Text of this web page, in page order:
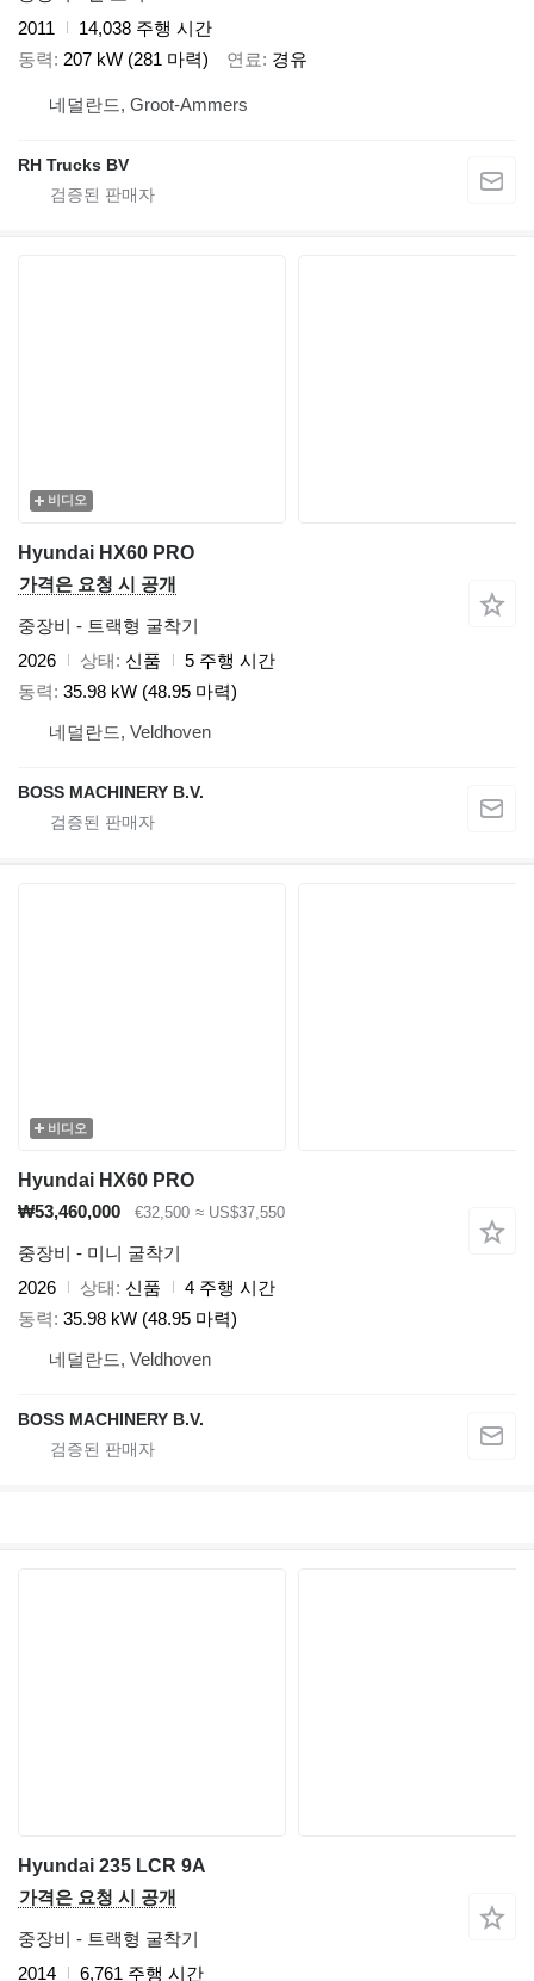
2011
14,038 주행 시간
동력
207 kW (281 마력) 연료 경유
네덜란드, Groot-Ammers
RH Trucks BV
비디오
Hyundai HX60 PRO
가격은 요청 시 공개
중장비 - 트랙형 굴착기
2026
상태 신품
5 주행 시간
동력 35.98 kW (48.95 마력)
네덜란드, Veldhoven
BOSS MACHINERY B.V.
비디오
Hyundai HX60 PRO
₩53,460,000
€32,500 ≈ US$37,550
중장비 - 미니 굴착기
2026
상태 신품
4 주행 시간
동력 35.98 kW (48.95 마력)
네덜란드, Veldhoven
BOSS MACHINERY B.V.
Hyundai 235 LCR 9A
가격은 요청 시 공개
중장비 - 트랙형 굴착기
2014
6,761 주행 시간